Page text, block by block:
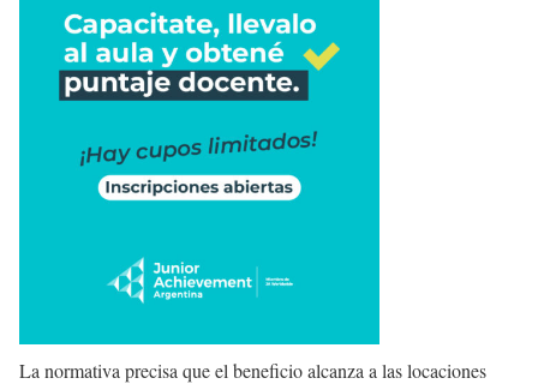
La normativa precisa que el beneficio alcanza a las locaciones